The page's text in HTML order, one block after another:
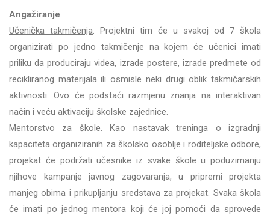
Angažiranje
Učenička takmičenja. Projektni tim će u svakoj od 7 škola
organizirati po jedno takmičenje na kojem će učenici imati
priliku da produciraju videa, izrade postere, izrade predmete od
recikliranog materijala ili osmisle neki drugi oblik takmičarskih
aktivnosti. Ovo će podstaći razmjenu znanja na interaktivan
način i veću aktivaciju školske zajednice.
Mentorstvo za škole. Kao nastavak treninga o izgradnji
kapaciteta organiziranih za školsko osoblje i roditeljske odbore,
projekat će podržati učesnike iz svake škole u poduzimanju
njihove kampanje javnog zagovaranja, u pripremi projekta
manjeg obima i prikupljanju sredstava za projekat. Svaka škola
će imati po jednog mentora koji će joj pomoći da sprovede